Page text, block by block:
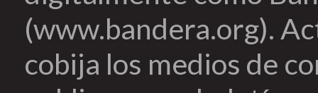
(www.bandera.org).
cobija los medios de